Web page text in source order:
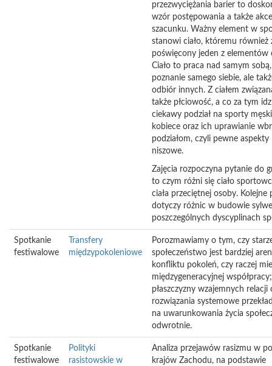
przezwyciężania barier to
wzór postępowania a także
szacunku. Ważny element w
stanowi ciało, któremu również
poświęcony jeden z elementów
Ciało to praca nad samym sobą,
poznanie samego siebie, ale
odbiór innych. Z ciałem
także płciowość, a co za tym
ciekawy podział na sporty
kobiece oraz ich uprawianie
podziałom, czyli pewne aspekty
niszowe.
Zajęcia rozpoczyna pytanie do
to czym różni się ciało
ciała przeciętnej osoby. Kolejne
dotyczy różnic w budowie
poszczególnych dyscyplinach
Spotkanie
festiwalowe
Transfery
międzypokoleniowe
Porozmawiamy o tym, czy
społeczeństwo jest bardziej
konfliktu pokoleń, czy raczej
międzygeneracyjnej
płaszczyzny wzajemnych relacji
rozwiązania systemowe
na uwarunkowania życia
odwrotnie.
Spotkanie
festiwalowe
Polityki
rasistowskie w
Analiza przejawów rasizmu w
krajów Zachodu, na podstawie